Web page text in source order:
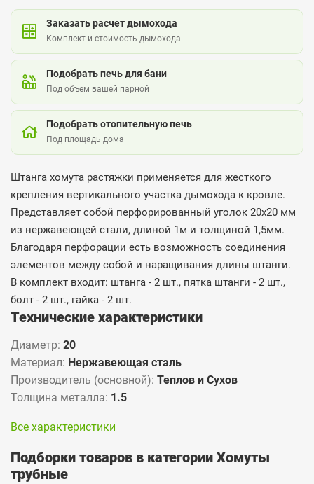
Заказать расчет дымохода
Комплект и стоимость дымохода
Подобрать печь для бани
Под объем вашей парной
Подобрать отопительную печь
Под площадь дома
Штанга хомута растяжки применяется для жесткого
крепления вертикального участка дымохода к кровле.
Представляет собой перфорированный уголок 20х20 мм
из нержавеющей стали, длиной 1м и толщиной 1,5мм.
Благодаря перфорации есть возможность соединения
элементов между собой и наращивания длины штанги.
В комплект входит: штанга - 2 шт., пятка штанги - 2 шт.,
болт - 2 шт., гайка - 2 шт.
Технические характеристики
Диаметр: 20
Материал: Нержавеющая сталь
Производитель (основной): Теплов и Сухов
Толщина металла: 1.5
Все характеристики
Подборки товаров в категории Хомуты
трубные